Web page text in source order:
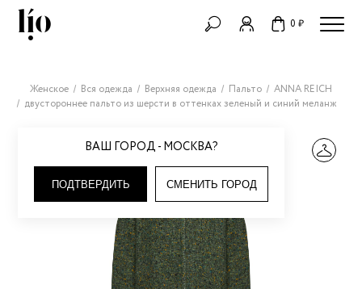
0 ₽
ВАШ ГОРОД - МОСКВА?
ПОДТВЕРДИТЬ СМЕНИТЬ ГОРОД
Женское Вся одежда Верхняя одежда Пальто
ANNA REICH
двустороннее пальто из шерсти в оттенках зеленый и синий меланж